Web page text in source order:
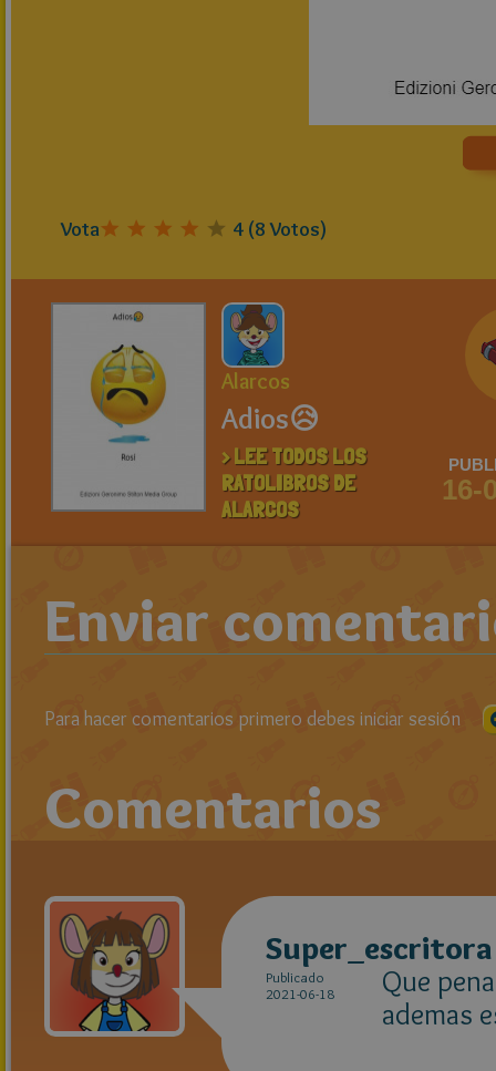
Vota 4 (8Votos)
Alarcos
Adios😥
> LEE TODOS LOS
RATOLIBROS DE
ALARCOS
16-
Enviar
Para hacer comentarios primero debes iniciar sesión
Comentarios
Super_escritora
Publicado
2021-06-18
Que
ademas